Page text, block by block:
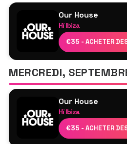
Prunk
Storm Mollison
Our House
Hï Ibiza
€35 - ACHETER
James Hype
Meduza³
Tita Lau
Sam Blacky
Jonas Blue
Sem Jacobs
Paisley Jensen
MERCREDI,
Our House
Hï Ibiza
€35 - ACHETER
Meduza³
James Hype